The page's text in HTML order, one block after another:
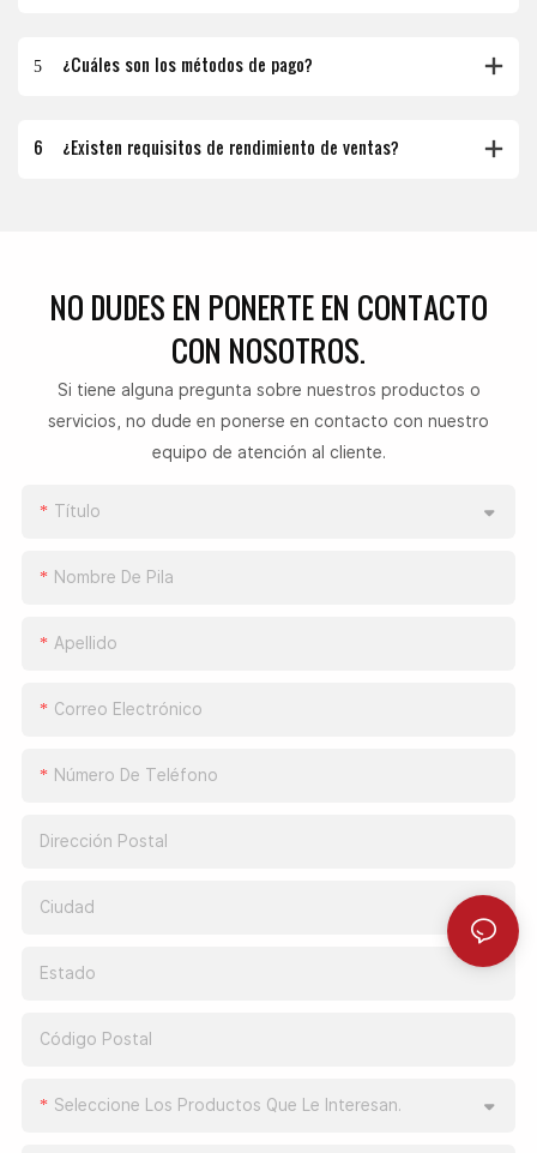
5 ¿Cuáles son los métodos de pago?
6 ¿Existen requisitos de rendimiento de ventas?
NO DUDES EN PONERTEEN CONTACTO
CON NOSOTROS.
Si tiene alguna pregunta sobre nuestros productos o
servicios, no dude en ponerse en contacto con nuestro
equipo de atención al cliente.
Título
Nombre De Pila
Apellido
Correo Electrónico
Número De Teléfono
Dirección Postal
Ciudad
Estado
Código Postal
Seleccione Los Productos Que Le Interesan.